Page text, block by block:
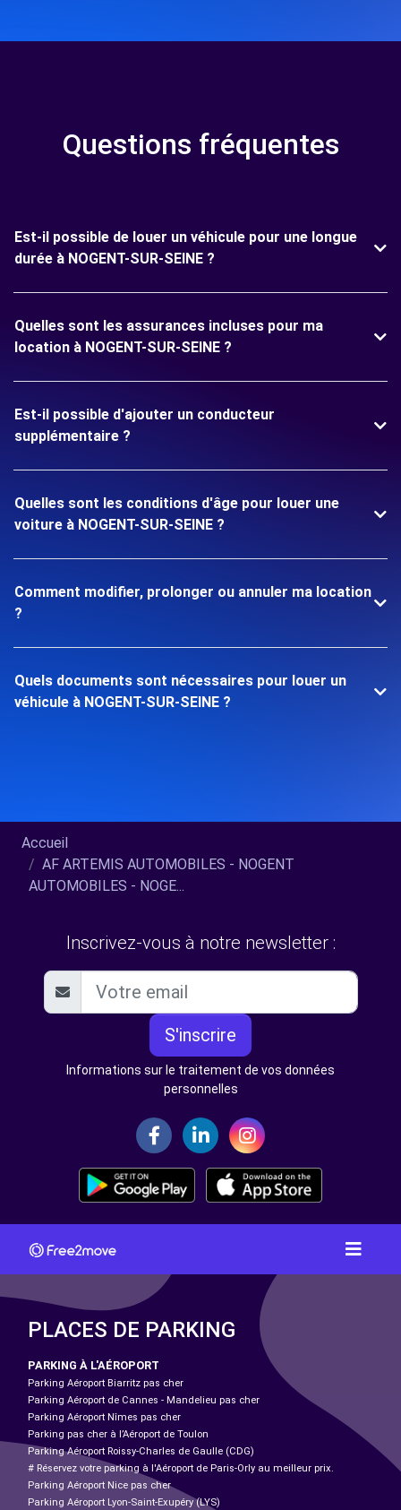
Questions fréquentes
Est-il possible de louer un véhicule pour une longue
durée à NOGENT-SUR-SEINE ?
Quelles sont les assurances incluses pour ma
location à NOGENT-SUR-SEINE ?
Est-il possible d'ajouter un conducteur
supplémentaire ?
Quelles sont les conditions d'âge pour louer une
voiture à NOGENT-SUR-SEINE ?
Comment modifier, prolonger ou annuler ma location
?
Quels documents sont nécessaires pour louer un
véhicule à NOGENT-SUR-SEINE ?
Accueil
AF ARTEMIS AUTOMOBILES - NOGENT
AUTOMOBILES - NOGE...
Inscrivez-vous à notre newsletter :
S'inscrire
Informations sur le traitement de vos données
personnelles
PLACES DE PARKING
PARKING À L'AÉROPORT
Parking Aéroport Biarritz pas cher
Parking Aéroport de Cannes - Mandelieu pas cher
Parking Aéroport Nîmes pas cher
Parking pas cher à l’Aéroport de Toulon
Parking Aéroport Roissy-Charles de Gaulle (CDG)
# Réservez votre parking à l'Aéroport de Paris-Orly au meilleur prix.
Parking Aéroport Nice pas cher
Parking Aéroport Lyon-Saint-Exupéry (LYS)